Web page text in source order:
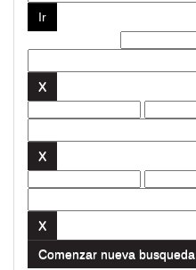
Comenzar nueva busqueda